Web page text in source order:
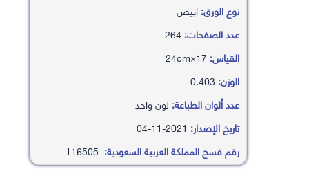
نوع الورق:ابيض
عدد الصفحات:
القياس:
الوزن:
عدد ألوان الطباعة: لون واحد
تاريخ الإصدار:
رقم فسح المملكة العربية السعودية: